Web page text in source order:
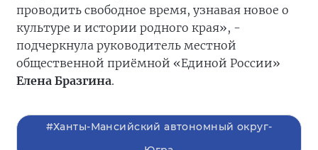
проводить свободное время, узнавая новое о
культуре и истории родного края», -
подчеркнула руководитель местной
общественной приёмной «Единой России»
Елена Бразгина.
#Ханты-Мансийский автономный округ-